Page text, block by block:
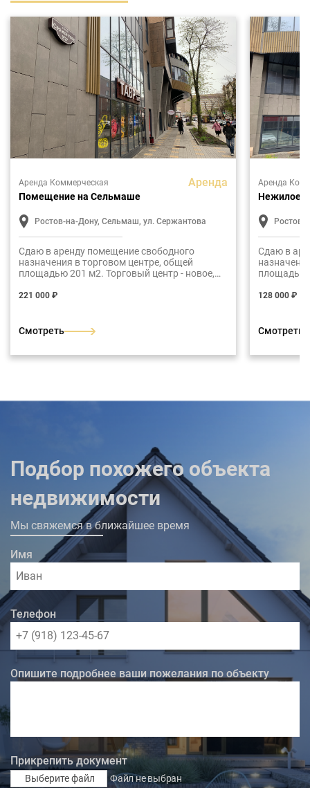
Аренда Коммерческая Аренда
Помещение на Сельмаше
Ростов-на-Дону, Сельмаш, ул. Сержантова
Сдаю в аренду помещение свободного
назначения в торговом центре, общей
площадью 201 м2. Торговый центр - новое,
в жилой дом.
221 000 ₽
Смотреть
Аренда
Нежилое
Ростов-
Сдаю в
площадь
в жилой
128 000 ₽
Смотреть
Подбор похожего объекта
недвижимости
Мы свяжемся в ближайшее время
Имя
Телефон
Опишите подробнее ваши пожелания по объекту
Прикрепить документ
Выберите файл
Файл не выбран